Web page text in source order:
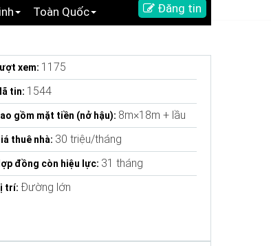
Toàn Quốc Đăng tin
xem: 1175
tin: 1544
gồm mặt tiền (nở hậu): 8m×18m + lầu
thuê nhà: 30 triệu/tháng
đồng còn hiệu lực: 31 tháng
trí: Đường lớn